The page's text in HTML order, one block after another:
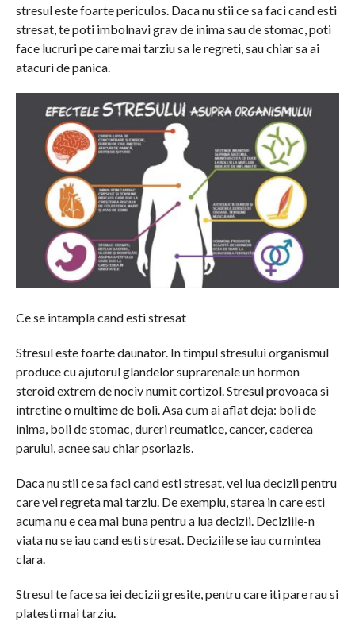
stresul este foarte periculos. Daca nu stii ce sa faci cand esti
stresat, te poti imbolnavi grav de inima sau de stomac, poti
face lucruri pe care mai tarziu sa le regreti, sau chiar sa ai
atacuri de panica.
Ce se intampla cand esti stresat
Stresul este foarte daunator. In timpul stresului organismul
produce cu ajutorul glandelor suprarenale un hormon
steroid extrem de nociv numit cortizol. Stresul provoaca si
intretine o multime de boli. Asa cum ai aflat deja: boli de
inima, boli de stomac, dureri reumatice, cancer, caderea
parului, acnee sau chiar psoriazis.
Daca nu stii ce sa faci cand esti stresat, vei lua decizii pentru
care vei regreta mai tarziu. De exemplu, starea in care esti
acuma nu e cea mai buna pentru a lua decizii. Deciziile-n
viata nu se iau cand esti stresat. Deciziile se iau cu mintea
clara.
Stresul te face sa iei decizii gresite, pentru care iti pare rau si
platesti mai tarziu.